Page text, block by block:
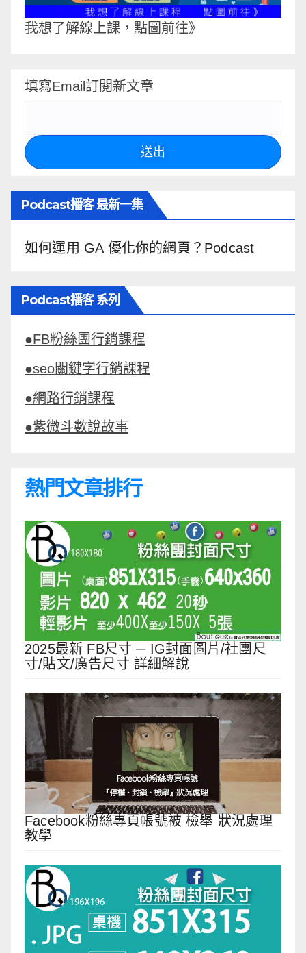
我想了解線上課，點圖前往》
填寫Email訂閱新文章
送出
Podcast播客 最新一集
如何運用 GA 優化你的網頁？Podcast
Podcast播客 系列
●FB粉絲團行銷課程
●seo關鍵字行銷課程
●網路行銷課程
●紫微斗數說故事
熱門文章排行
2025最新 FB尺寸 ─ IG封面圖片/社團尺
寸/貼文/廣告尺寸 詳細解說
Facebook粉絲專頁帳號被 檢舉 狀況處理
教學